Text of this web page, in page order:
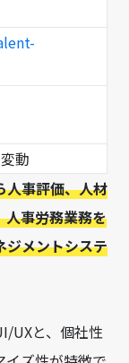
動
人事評価、人材
人事労務業務を
ジメントシステ
UXと、個社性